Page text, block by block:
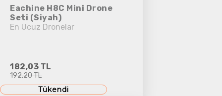
Eachine H8C Mini Drone
Seti (Siyah)
En Ucuz Dronelar
182,03 TL
192,20 TL
Tükendi